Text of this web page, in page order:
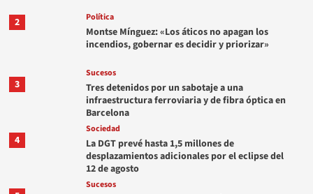
2 Política
Montse Mínguez: «Los áticos no apagan los
incendios, gobernar es decidir y priorizar»
3
Sucesos
Tres detenidos por un sabotaje a una
infraestructura ferroviaria y de fibra óptica en
Barcelona
4
Sociedad
La DGT prevé hasta 1,5 millones de
desplazamientos adicionales por el eclipse del
12 de agosto
Sucesos